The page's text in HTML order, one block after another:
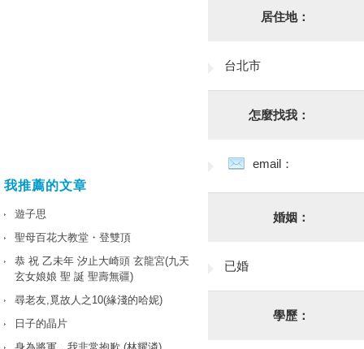
居住地：
台北市
怎麼找我：
email：
婚姻：
已婚
學歷：
我推薦的文章
遊子思
聖母百花大教堂・登雙頂
恭 祝 乙未年 汐止大崎頭 玄龍宮(九天
玄女娘娘 聖 誕 聖壽無疆)
尋老友,覓故人之10(緣淺的哈妮)
日子的晶片